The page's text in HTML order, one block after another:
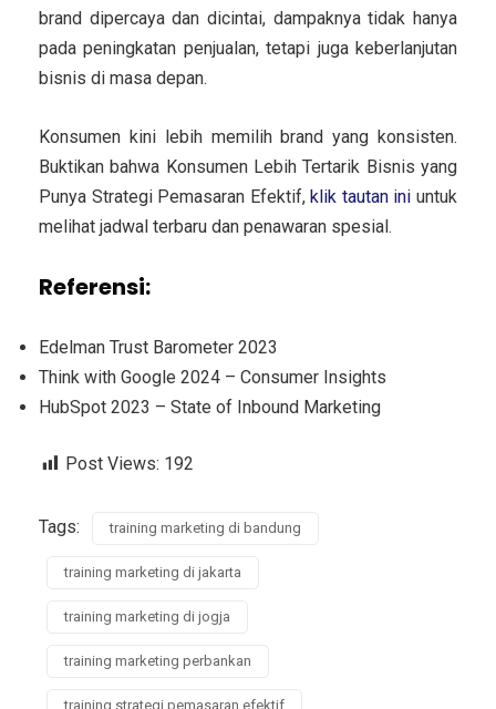
brand dipercaya dan dicintai, dampaknya tidak hanya
pada peningkatan penjualan, tetapi juga keberlanjutan
bisnis di masa depan.
Konsumen kini lebih memilih brand yang konsisten.
Buktikan bahwa Konsumen Lebih Tertarik Bisnis yang
Punya Strategi Pemasaran Efektif,klik tautan ini untuk
melihat jadwal terbaru dan penawaran spesial.
Referensi:
Edelman Trust Barometer 2023
Think with Google 2024 – Consumer Insights
HubSpot 2023 – State of Inbound Marketing
Post Views: 192
Tags: training marketing di bandung
training marketing di jakarta
training marketing di jogja
training marketing perbankan
training strategi pemasaran efektif